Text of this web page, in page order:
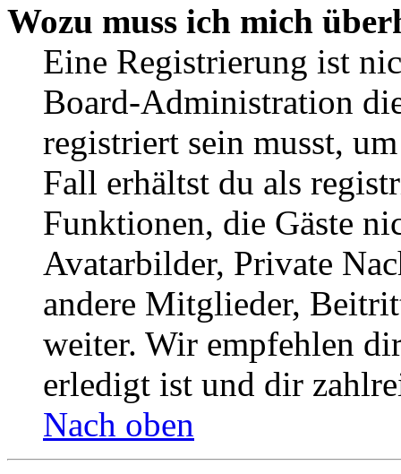
Wozu muss ich mich
Eine Registrierung ist
Board-Administration
registriert sein musst,
Fall erhältst du als
Funktionen, die Gäste
Avatarbilder, Private
andere Mitglieder,
weiter. Wir empfehlen
erledigt ist und dir
Nach oben